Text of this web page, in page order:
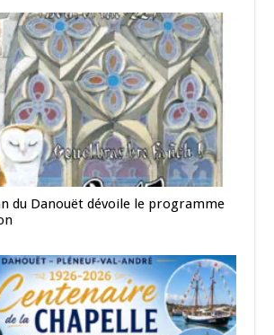
du Danouët dévoile le programme